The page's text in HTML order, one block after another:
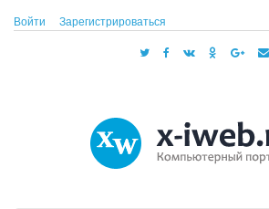
Войти Зарегистрироваться